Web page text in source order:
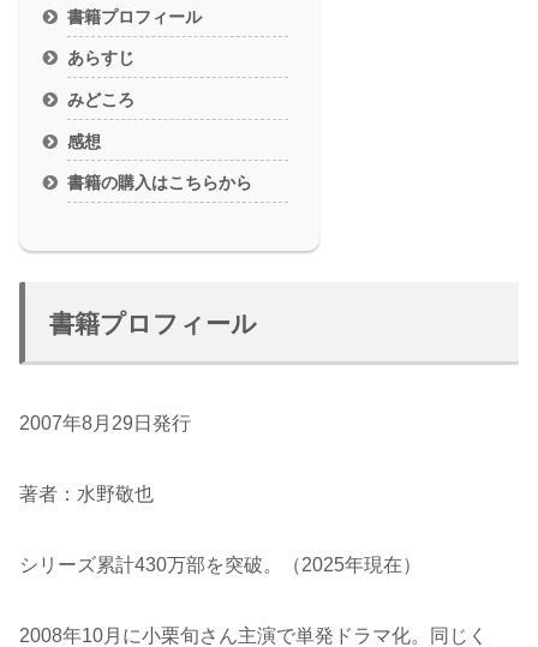
書籍プロフィール
あらすじ
みどころ
感想
書籍の購入はこちらから
書籍プロフィール
2007年8月29日発行
著者：水野敬也
シリーズ累計430万部を突破。（2025年現在）
2008年10月に小栗旬さん主演で単発ドラマ化。同じく